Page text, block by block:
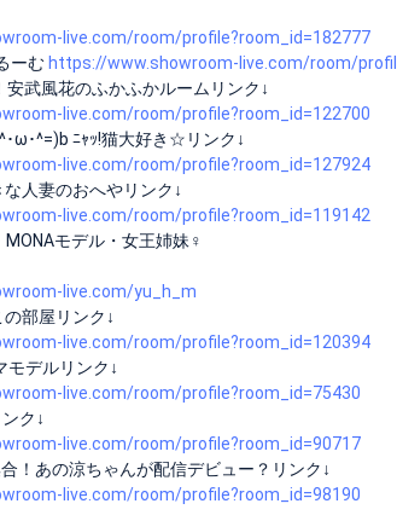
live.com/room/profile?room_id=182777
ーむ https://www.showroom-live.com/room/
安武風花のふかふかルームリンク↓
live.com/room/profile?room_id=122700
･ω･^=)b ﾆｬｯ!猫大好き☆リンク↓
live.com/room/profile?room_id=127924
人妻のおへやリンク↓
live.com/room/profile?room_id=119142
モデル・女王姉妹♀
live.com/yu_h_m
部屋リンク↓
live.com/room/profile?room_id=120394
モデルリンク↓
live.com/room/profile?room_id=75430
ク↓
live.com/room/profile?room_id=90717
！あの涼ちゃんが配信デビュー？リンク↓
live.com/room/profile?room_id=98190